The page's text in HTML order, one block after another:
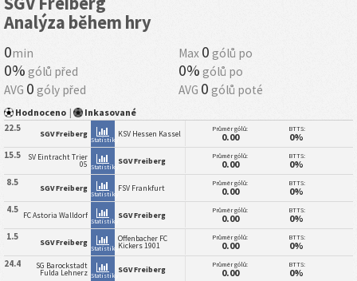
Analýza během hry
0min Max 0 gólů po
0% gólů před 0% gólů po
AVG 0 góly před AVG 0 gólů poté
Hodnoceno | Inkasované
22.5 SGV Freiberg
Statistiky
KSV Hessen Kassel Průměr gólů:
0.00
BTTS:
0%
15.5 SV Eintracht Trier
05 Statistiky
SGV Freiberg Průměr gólů:
0.00
BTTS:
0%
8.5 SGV Freiberg
Statistiky
FSV Frankfurt Průměr gólů:
0.00
BTTS:
0%
4.5 FC Astoria Walldorf
Statistiky
SGV Freiberg Průměr gólů:
0.00
BTTS:
0%
1.5 SGV Freiberg
Statistiky
Offenbacher FC
Kickers 1901
Průměr gólů:
0.00
BTTS:
0%
24.4 SG Barockstadt
Fulda Lehnerz Statistiky
SGV Freiberg Průměr gólů:
0.00
BTTS:
0%